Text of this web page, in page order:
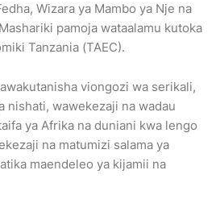
Wizara ya Mambo ya Nje na
pamoja wataalamu kutoka
Tanzania (TAEC).
viongozi wa serikali,
nishati, wawekezaji na wadau
ya Afrika na duniani kwa lengo
na matumizi salama ya
maendeleo ya kijamii na